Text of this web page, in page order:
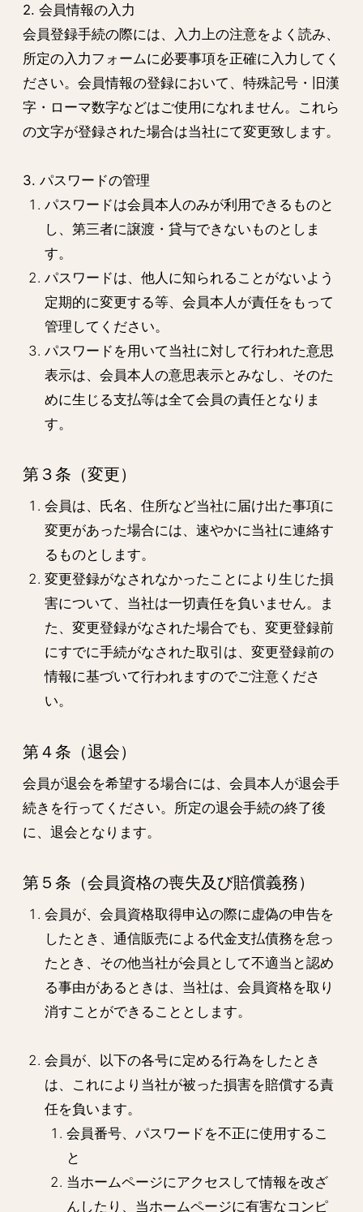
2. 会員情報の入力
会員登録手続の際には、入力上の注意をよく読み、
所定の入力フォームに必要事項を正確に入力してく
ださい。会員情報の登録において、特殊記号・旧漢
字・ローマ数字などはご使用になれません。これら
の文字が登録された場合は当社にて変更致します。
3. パスワードの管理
パスワードは会員本人のみが利用できるものと
し、第三者に譲渡・貸与できないものとしま
す。
パスワードは、他人に知られることがないよう
定期的に変更する等、会員本人が責任をもって
管理してください。
パスワードを用いて当社に対して行われた意思
表示は、会員本人の意思表示とみなし、そのた
めに生じる支払等は全て会員の責任となりま
す。
第３条（変更）
会員は、氏名、住所など当社に届け出た事項に
変更があった場合には、速やかに当社に連絡す
るものとします。
変更登録がなされなかったことにより生じた損
害について、当社は一切責任を負いません。ま
た、変更登録がなされた場合でも、変更登録前
にすでに手続がなされた取引は、変更登録前の
情報に基づいて行われますのでご注意くださ
い。
第４条（退会）
会員が退会を希望する場合には、会員本人が退会手
続きを行ってください。所定の退会手続の終了後
に、退会となります。
第５条（会員資格の喪失及び賠償義務）
会員が、会員資格取得申込の際に虚偽の申告を
したとき、通信販売による代金支払債務を怠っ
たとき、その他当社が会員として不適当と認め
る事由があるときは、当社は、会員資格を取り
消すことができることとします。
会員が、以下の各号に定める行為をしたとき
は、これにより当社が被った損害を賠償する責
任を負います。
会員番号、パスワードを不正に使用するこ
と
当ホームページにアクセスして情報を改ざ
んしたり、当ホームページに有害なコンピ